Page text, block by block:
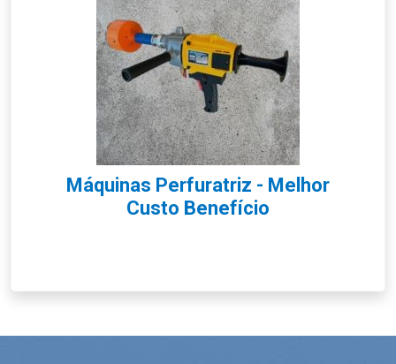
Máquinas Perfuratriz - Melhor
Custo Benefício